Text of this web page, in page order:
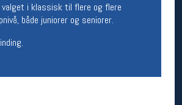
i klassisk til flere og flere
både juniorer og seniorer.
verkstedet
11-18
trykke på den nederste blå